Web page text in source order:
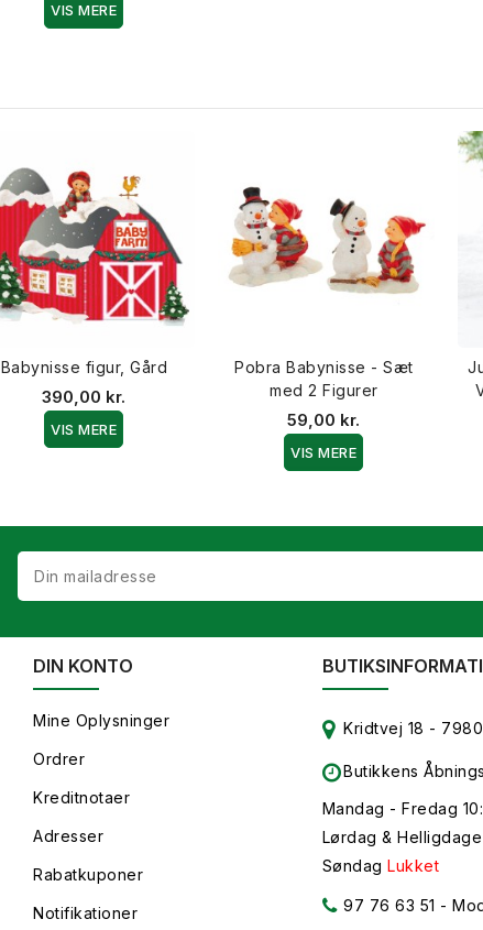
VIS MERE
Babynisse figur, Gård
390,00 kr.
VIS MERE
Pobra Babynisse - Sæt
med 2 Figurer
59,00 kr.
VIS MERE
DIN KONTO
Mine Oplysninger
Ordrer
Kreditnotaer
Adresser
Rabatkuponer
Notifikationer
Kridtvej 18 -
Butikkens
Mandag - Fredag
Lørdag & Helligdage
SøndagLukket
97 76 63 51 -